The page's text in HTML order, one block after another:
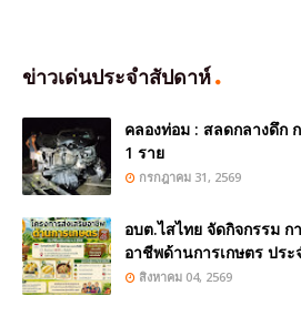
ข่าวเด่นประจำสัปดาห์
คลองท่อม : สลดกลางดึก
1 ราย
กรกฎาคม 31, 2569
อบต.ไสไทย จัดกิจกรรม ก
อาชีพด้านการเกษตร ประ
สิงหาคม 04, 2569